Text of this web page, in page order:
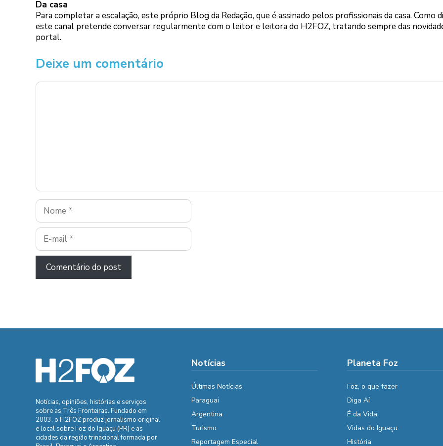
Da casa
Para completar a escalação, este próprio Blog da Redação, que é assinado pelos profissionais da casa. Como
este canal pretende conversar regularmente com o leitor e leitora do H2FOZ, tratando sempre das
portal.
Deixe um comentário
Comentário
Nome
E-
mail
Notícias, opiniões, histórias e serviços
sobre as Três Fronteiras. Fundado em
2003, o H2FOZ produz jornalismo original
e local sobre Foz do Iguaçu (PR) e as
cidades da região trinacional formada por
Notícias
Últimas Notícias
Paraguai
Argentina
Turismo
Reportagem Especial
Planeta Foz
Foz, o que fazer
Diga Aí
É da Vida
Vidas do Iguaçu
História